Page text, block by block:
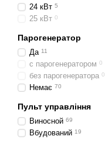
24 кВт 5
25 кВт 0
Парогенератор
Да 11
с парогенератором 0
без парогенератора 0
Немає 70
Пульт управління
Виносной 69
Вбудований 19